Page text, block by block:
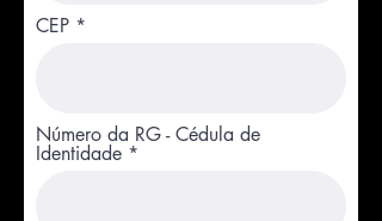
CEP
Número da RG - Cédula de
Identidade